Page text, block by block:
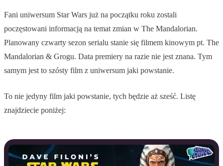
Fani uniwersum Star Wars już na początku roku zostali
poczęstowani informacją na temat zmian w The Mandalorian.
Planowany czwarty sezon serialu stanie się filmem kinowym pt. The
Mandalorian & Grogu. Data premiery na razie nie jest znana. Tym
samym jest to szósty film z uniwersum jaki powstanie.
To nie jedyny film jaki powstanie, tych będzie aż sześć. Listę
znajdziecie poniżej: